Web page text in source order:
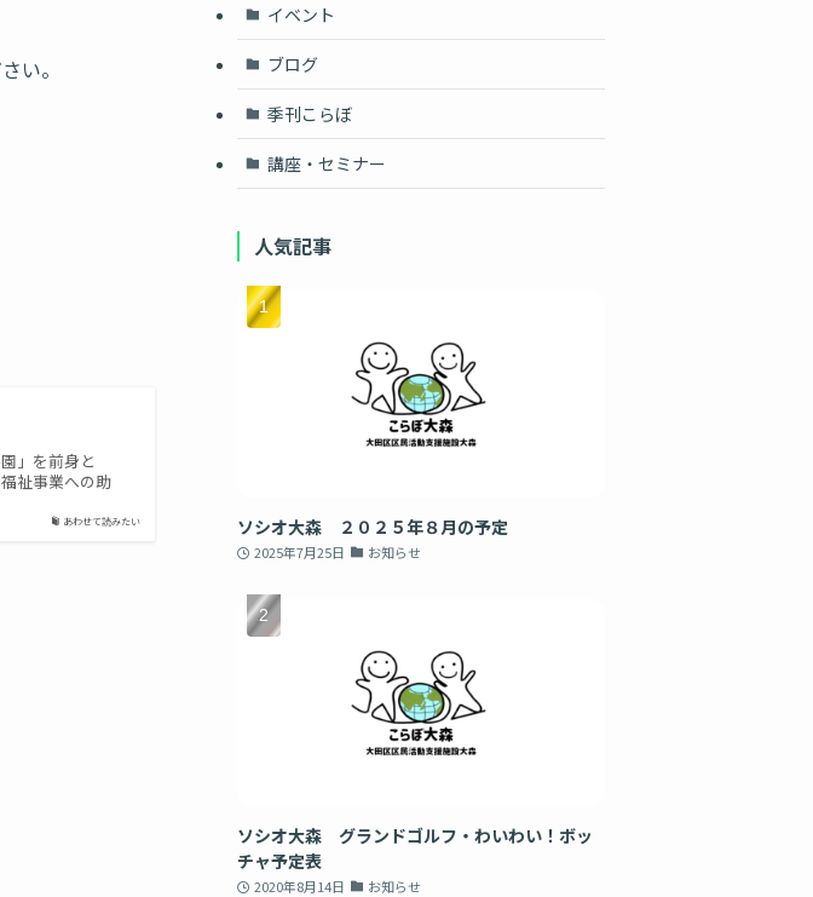
い。
あわせて読みたい
」を前身と
祉事業への助
イベント
ブログ
季刊こらぼ
講座・セミナー
人気記事
ソシオ大森 ２０２５年８月の予定
2025年7月25日 お知らせ
ソシオ大森 グランドゴルフ・わいわい！ボッ
チャ予定表
2020年8月14日 お知らせ